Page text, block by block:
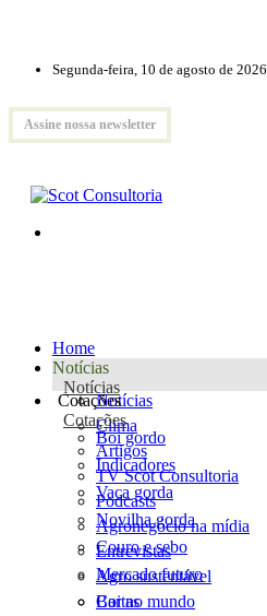
Segunda-feira, 10 de agosto de 2026
Assine nossa newsletter
Home
Notícias
Notícias
Notícias
Clima
Artigos
TV Scot Consultoria
Podcasts
Agronegócio na mídia
Entrevistas
Agro sustentável
Cartas
Cotações
Cotações
Boi gordo
Indicadores
Vaca gorda
Novilha gorda
Couro e sebo
Mercado futuro
Boi no mundo